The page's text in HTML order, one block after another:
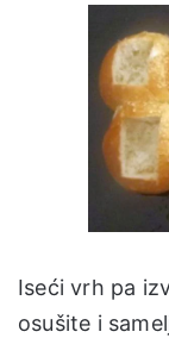
Iseći vrh pa
osušite i